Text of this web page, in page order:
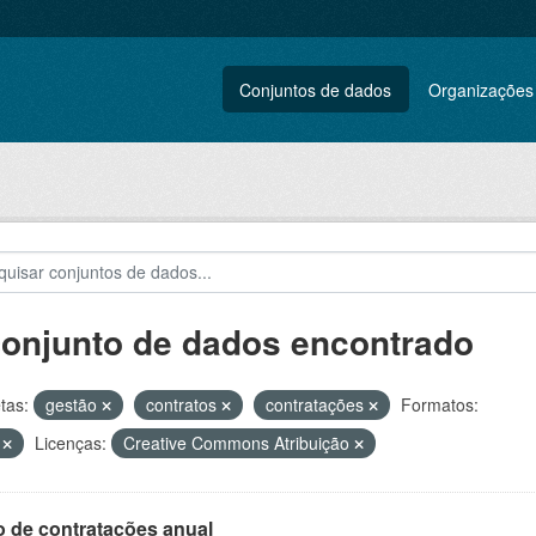
Conjuntos de dados Organizações
de dados encontrado
gestão contratos contratações
Formatos:
Licenças: Creative Commons Atribuição
de contratações anual